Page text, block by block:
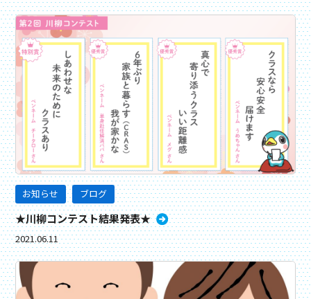
お知らせ ブログ
★川柳コンテスト結果発表★
2021.06.11